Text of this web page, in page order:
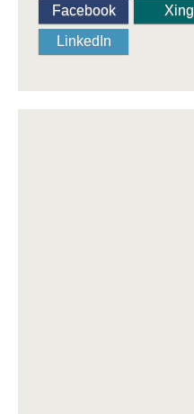
Facebook Xing
LinkedIn